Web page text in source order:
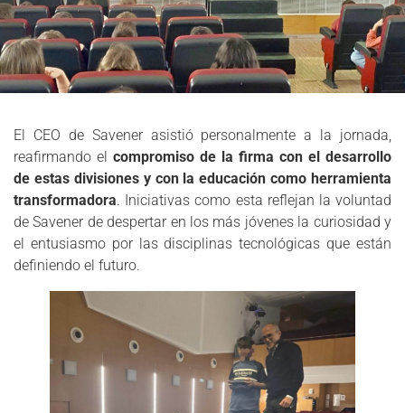
El CEO de Savener asistió personalmente a la jornada,
reafirmando el compromiso de la firma con el desarrollo
de estas divisiones y con la educación como herramienta
transformadora. Iniciativas como esta reflejan la voluntad
de Savener de despertar en los más jóvenes la curiosidad y
el entusiasmo por las disciplinas tecnológicas que están
definiendo el futuro.